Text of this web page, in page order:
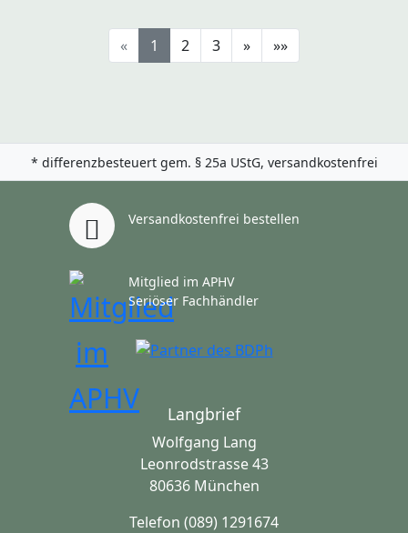
« 1 2 3 » »»
* differenzbesteuert gem. § 25a UStG, versandkostenfrei
Versandkostenfrei bestellen
Mitglied im APHV
Seriöser Fachhändler
Langbrief
Wolfgang Lang
Leonrodstrasse 43
80636 München
Telefon (089) 1291674